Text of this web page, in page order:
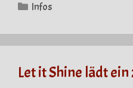
Kategorien
Infos
Let it Shine lädt